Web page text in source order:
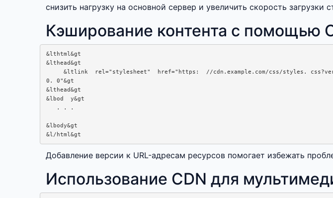
снизить нагрузку на основной сервер и увеличить скорость загрузки
Кэширование контента с помощью
&lthtml&gt
&lthead&gt
&ltlink  rel="stylesheet"  href="https:  //cdn.example.com/css/styles.
0. 0"&gt
&lthead&gt
&lbod  y&gt
   . . .
&lbody&gt
Добавление версии к URL-адресам ресурсов помогает избежать
Использование CDN для